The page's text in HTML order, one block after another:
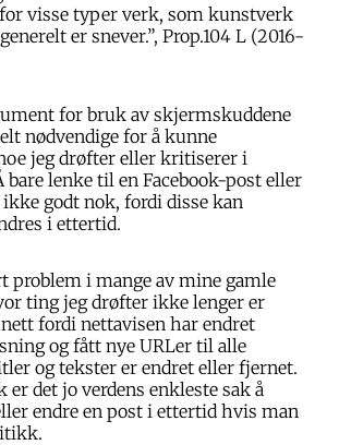
visse typer verk, som kunstverk
er snever.”, Prop.104 L (2016-
for bruk av skjermskuddene
nødvendige for å kunne
jeg drøfter eller kritiserer i
bare lenke til en Facebook-post eller
godt nok, fordi disse kan
i ettertid.
problem i mange av mine gamle
ting jeg drøfter ikke lenger er
fordi nettavisen har endret
og fått nye URLer til alle
og tekster er endret eller fjernet.
er det jo verdens enkleste sak å
endre en post i ettertid hvis man